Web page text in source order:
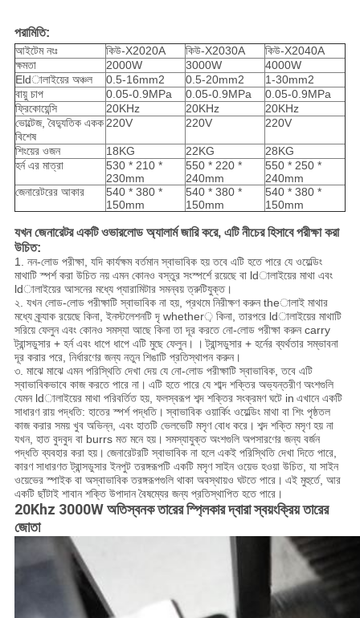
পরামিতি:
আইটেম নংঃ কিউ-X2020A কিউ-X2030A
কিউ-X2040A
ক্ষমতা
2000W 3000W
4000W
Eldালাইয়ের অঞ্চল
0.5-16mm2 0.5-20mm2
1-30mm2
বায়ু চাপ
0.05-0.9MPa 0.05-0.9MPa
0.05-0.9MPa
ফ্রিকোয়েন্সি
20KHz 20KHz
20KHz
ভোল্টেজ, বৈদ্যুতিক একক
বিশেষ
220V 220V 220V
শিংয়ের ওজন 18KG 22KG
28KG
হর্ন এর মাত্রা
530 * 210 *
230mm
550 * 220 *
240mm
550 * 250 *
240mm
জেনারেটরের আকার
540 * 380 *
150mm
540 * 380 *
150mm
540 * 380 *
150mm
যখন জেনারেটর একটি ওভারলোড অ্যালার্ম জারি করে, এটি নীচের হিসাবে পরীক্ষা করা
উচিত:
1. নন-লোড পরীক্ষা, যদি কার্যক্ষম বর্তমান স্বাভাবিক হয় তবে এটি হতে পারে যে ওয়েল্ডিং
মাথাটি স্পর্শ করা উচিত নয় এমন কোনও বস্তুর সংস্পর্শে রয়েছে বা ldালাইয়ের মাথা এবং
ldালাইয়ের আসনের মধ্যে প্যারামিটার সমন্বয় ত্রুটিযুক্ত।
২. যখন লোড-লোড পরীক্ষাটি স্বাভাবিক না হয়, প্রথমে নিরীক্ষণ করুন theালাই মাথার
মধ্যে ক্র্যাক রয়েছে কিনা, ইনস্টলেশনটি দৃ whether় কিনা, তারপরে ldালাইয়ের মাথাটি
সরিয়ে ফেলুন এবং কোনও সমস্যা আছে কিনা তা দূর করতে নো-লোড পরীক্ষা করুন carry
ট্রান্সডুসার + হর্ন এবং ধাপে ধাপে এটি মুছে ফেলুন।
। ট্রান্সডুসার + হর্নের ব্যর্থতার সম্ভাবনা
দূর করার পরে, নির্ধারণের জন্য নতুন শিঙাটি প্রতিস্থাপন করুন।
৩. মাঝে মাঝে এমন পরিস্থিতি দেখা দেয় যে নো-লোড পরীক্ষাটি স্বাভাবিক, তবে এটি
স্বাভাবিকভাবে কাজ করতে পারে না। এটি হতে পারে যে শাব্দ শক্তির অভ্যন্তরীণ অংশগুলি
যেমন ldালাইয়ের মাথা পরিবর্তিত হয়, ফলস্বরূপ শব্দ শক্তির সংক্রমণ ঘটে in এখানে একটি
সাধারণ রায় পদ্ধতি: হাতের স্পর্শ পদ্ধতি। স্বাভাবিক ওয়ার্কিং ওয়েল্ডিং মাথা বা শিং পৃষ্ঠতল
কাজ করার সময় খুব অভিন্ন, এবং হাতটি ভেলভেটি মসৃণ বোধ করে। শব্দ শক্তি মসৃণ হয় না
যখন, হাত বুদবুদ বা burrs মত মনে হয়। সমস্যাযুক্ত অংশগুলি অপসারণের জন্য বর্জন
পদ্ধতি ব্যবহার করা হয়। জেনারেটরটি স্বাভাবিক না হলে একই পরিস্থিতি দেখা দিতে পারে,
কারণ সাধারণত ট্রান্সডুসার ইনপুট তরঙ্গরূপটি একটি মসৃণ সাইন ওয়েভ হওয়া উচিত, যা সাইন
ওয়েভের স্পাইক বা অস্বাভাবিক তরঙ্গরূপগুলি থাকা অবস্থায়ও ঘটতে পারে। এই মুহুর্তে, আর
একটি ছাঁটাই শাবান শক্তি উপাদান বৈষম্যের জন্য প্রতিস্থাপিত হতে পারে।
20Khz 3000W অতিস্বনক তারের স্প্লিকার দ্বারা স্বয়ংক্রিয় তারের
জোতা